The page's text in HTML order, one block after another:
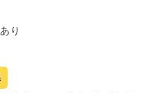
り